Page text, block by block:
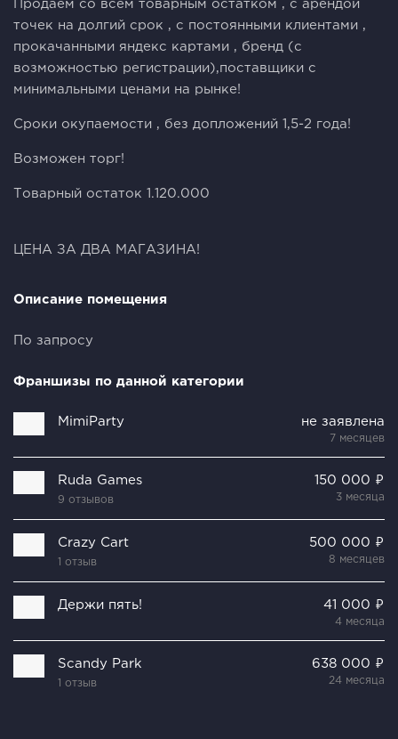
Продаем со всем товарным остатком , с арендой
точек на долгий срок , с постоянными клиентами ,
прокачанными яндекс картами , бренд (с
возможностью регистрации),поставщики с
минимальными ценами на рынке!
Сроки окупаемости , без допложений 1,5-2 года!
Возможен торг!
Товарный остаток 1.120.000
ЦЕНА ЗА ДВА МАГАЗИНА!
Описание помещения
По запросу
Франшизы по данной категории
MimiParty не заявлена
7 месяцев
Ruda Games
9 отзывов
150 000 ₽
3 месяца
Crazy Cart
1 отзыв
500 000 ₽
8 месяцев
Держи пять! 41 000 ₽
4 месяца
Scandy Park
1 отзыв
638 000 ₽
24 месяца